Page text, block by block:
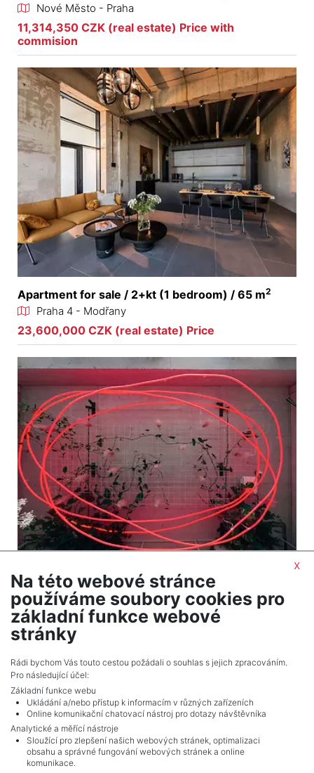
Nové Město - Praha
11,314,350 CZK (real estate) Price with
commision
Apartment for sale / 2+kt (1 bedroom) / 65 m2
Praha 4 - Modřany
23,600,000 CZK (real estate) Price
Apartment for sale / 2+kt (1 bedroom) / 58 m
Praha 4 - Modřany
20,237,000 CZK (real estate) Price
Adverts total10.
x
Na této webové stránce
používáme soubory cookies pro
základní funkce webové
stránky
Rádi bychom Vás touto cestou požádali o souhlas s jejich zpracováním.
Pro následující účel:
Základní funkce webu
Ukládání a/nebo přístup k informacím v různých zařízeních
Online komunikační chatovací nástroj pro dotazy návštěvníka
Analytické a měřící nástroje
Sloužící pro zlepšení našich webových stránek, optimalizaci
obsahu a správné fungování webových stránek a online
komunikace.